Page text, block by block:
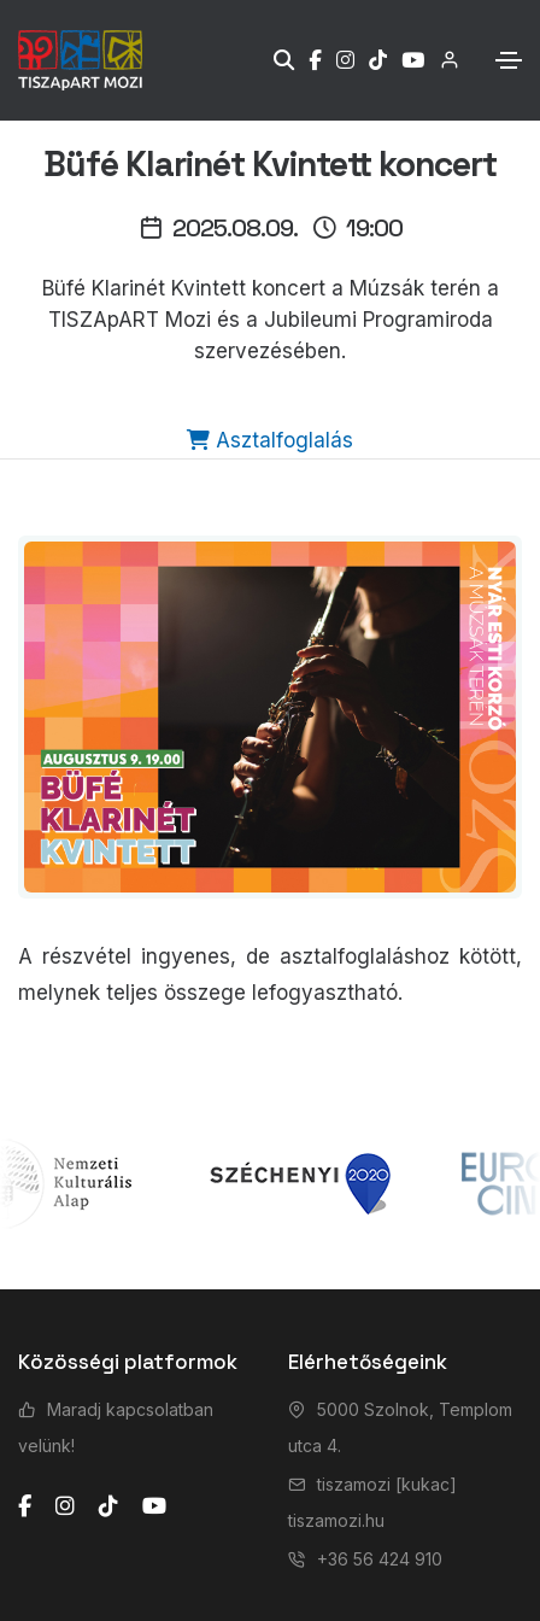
Büfé Klarinét Kvintett koncert
2025.08.09. 19:00
Büfé Klarinét Kvintett koncert a Múzsák terén a
TISZApART Mozi és a Jubileumi Programiroda
szervezésében.
Asztalfoglalás
A részvétel ingyenes, de asztalfoglaláshoz kötött,
melynek teljes összege lefogyasztható.
Közösségi platformok
Maradj kapcsolatban
velünk!
Elérhetőségeink
5000 Szolnok, Templom
utca 4.
tiszamozi [kukac]
tiszamozi.hu
+36 56 424 910